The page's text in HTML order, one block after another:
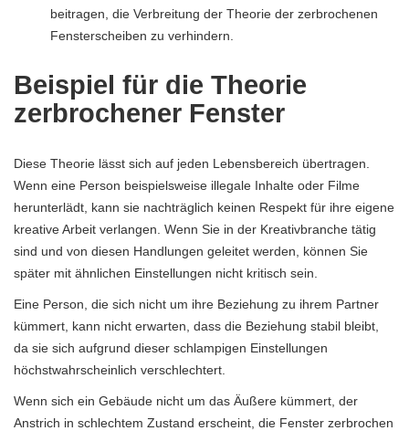
beitragen, die Verbreitung der Theorie der zerbrochenen
Fensterscheiben zu verhindern.
Beispiel für die Theorie
zerbrochener Fenster
Diese Theorie lässt sich auf jeden Lebensbereich übertragen.
Wenn eine Person beispielsweise illegale Inhalte oder Filme
herunterlädt, kann sie nachträglich keinen Respekt für ihre eigene
kreative Arbeit verlangen. Wenn Sie in der Kreativbranche tätig
sind und von diesen Handlungen geleitet werden, können Sie
später mit ähnlichen Einstellungen nicht kritisch sein.
Eine Person, die sich nicht um ihre Beziehung zu ihrem Partner
kümmert, kann nicht erwarten, dass die Beziehung stabil bleibt,
da sie sich aufgrund dieser schlampigen Einstellungen
höchstwahrscheinlich verschlechtert.
Wenn sich ein Gebäude nicht um das Äußere kümmert, der
Anstrich in schlechtem Zustand erscheint, die Fenster zerbrochen